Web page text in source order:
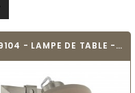
99104 - LAMPE DE TABLE - VILLABATE 1